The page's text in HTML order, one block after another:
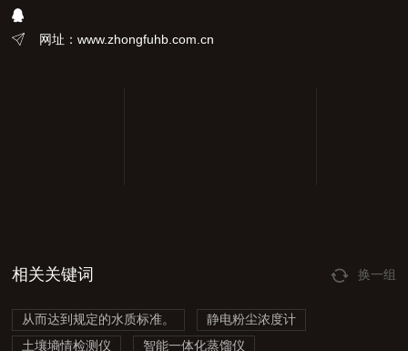
网址：www.zhongfuhb.com.cn
相关关键词 换一组
从而达到规定的水质标准。
静电粉尘浓度计
土壤墒情检测仪
智能一体化蒸馏仪